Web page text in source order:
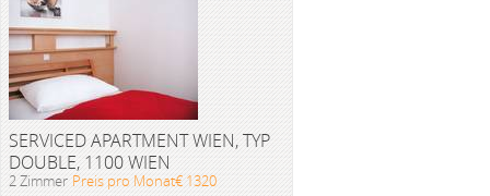
SERVICED APARTMENT WIEN, TYP
DOUBLE, 1100 WIEN
2 Zimmer Preis pro Monat€ 1320